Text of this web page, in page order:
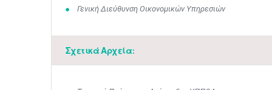
Γενική Διεύθυνση Οικονομικών Υπηρεσιών
Σχετικά Αρχεία: